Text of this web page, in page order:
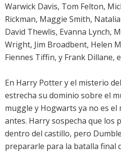
Warwick Davis, Tom Felton,
Rickman, Maggie Smith,
David Thewlis, Evanna Lynch,
Wright, Jim Broadbent, Helen
Fiennes Tiffin, y Frank Dillane,
En Harry Potter y el misterio
estrecha su dominio sobre el
muggle y Hogwarts ya no es
antes. Harry sospecha que los
dentro del castillo, pero
prepararle para la batalla final